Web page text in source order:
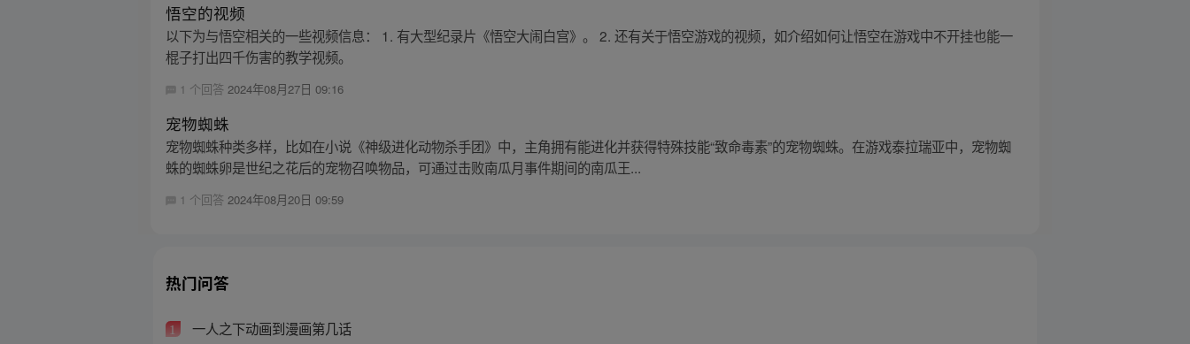
悟空的视频
以下为与悟空相关的一些视频信息： 1. 有大型纪录片《悟空大闹白宫》。 2. 还有关于悟空游戏的视频，如介绍如何让悟空在游戏中不开挂也能一
棍子打出四千伤害的教学视频。
1 个回答 2024年08月27日 09:16
宠物蜘蛛
宠物蜘蛛种类多样，比如在小说《神级进化动物杀手团》中，主角拥有能进化并获得特殊技能“致命毒素”的宠物蜘蛛。在游戏泰拉瑞亚中，宠物蜘
蛛的蜘蛛卵是世纪之花后的宠物召唤物品，可通过击败南瓜月事件期间的南瓜王...
1 个回答2024年08月20日 09:59
热门问答
1 一人之下动画到漫画第几话